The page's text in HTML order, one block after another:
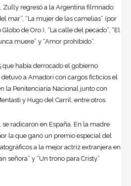
Zully regresó a la Argentina filmnado:
mar”, “La mujer de las camelias” (por
de Oro ), “La calle del pecado”, “El
muere” y “Amor prohibido”.
había derrocado el gobierno
a Amadori con cargos ficticios el
la Penitenciaría Nacional junto con
y Hugo del Carril, entre otros.
se radicaron en España. En la madre
la que ganó un premio especial del
a la mejor actriz extranjera en
señora” y “Un trono para Cristy”